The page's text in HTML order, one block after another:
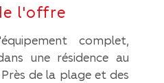
l'offre
complet,
une résidence au
de la plage et des